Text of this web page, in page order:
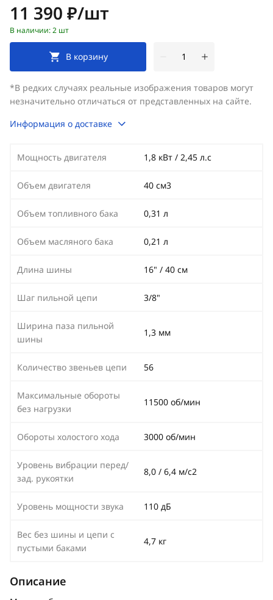
Цена:
11 390 ₽/шт
В наличии: 2 шт
В корзину
*В редких случаях реальные изображения товаров могут
незначительно отличаться от представленных на сайте.
Информация о доставке
Мощность двигателя 1,8 кВт / 2,45 л.с
Объем двигателя 40 см3
Объем топливного бака 0,31 л
Объем масляного бака 0,21 л
Длина шины 16" / 40 см
Шаг пильной цепи 3/8"
Ширина паза пильной
шины
1,3 мм
Количество звеньев цепи 56
Максимальные обороты
без нагрузки
11500 об/мин
Обороты холостого хода 3000 об/мин
Уровень вибрации перед/
зад. рукоятки
8,0 / 6,4 м/с2
Уровень мощности звука 110 дБ
Вес без шины и цепи с
пустыми баками
4,7 кг
Описание